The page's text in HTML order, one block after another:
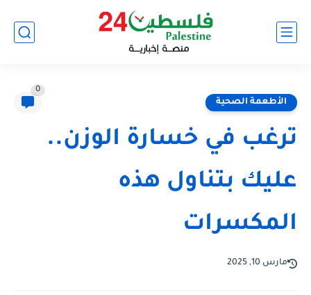
الأطعمة الصحية
0
ترغب في خسارة الوزن..
عليك بتناول هذه
المكسرات
مارس 10, 2025